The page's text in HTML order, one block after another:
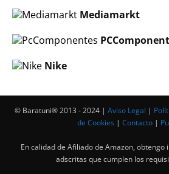
Mediamarkt
Nike
© Baratuni®‎ 2013 - 2024 | Aviso Legal |
de Cookies | Contacto |
En calidad de Afiliado de Amazon,
adscritas que cumplen los